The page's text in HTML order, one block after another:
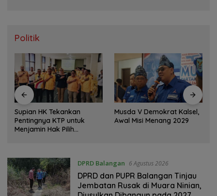
Politik
Supian HK Tekankan
Pentingnya KTP untuk
Menjamin Hak Pilih
Musda V Demokrat Kalsel,
Awal Misi Menang 2029
DPRD Balangan 6 Agustus 2026
DPRD dan PUPR Balangan Tinjau
Jembatan Rusak di Muara Ninian,